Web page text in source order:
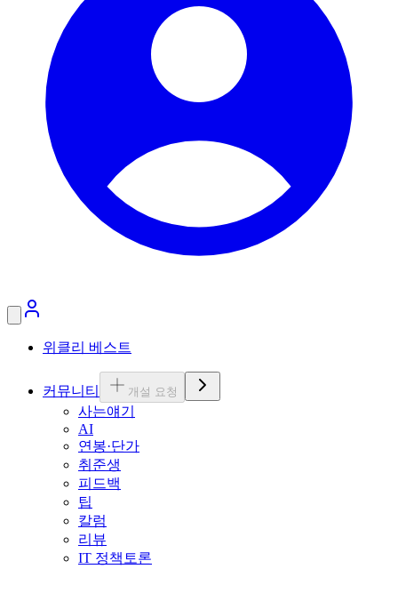
위클리 베스트
커뮤니티 개설 요청
사는얘기
AI
연봉·단가
취준생
피드백
팁
칼럼
리뷰
IT 정책토론